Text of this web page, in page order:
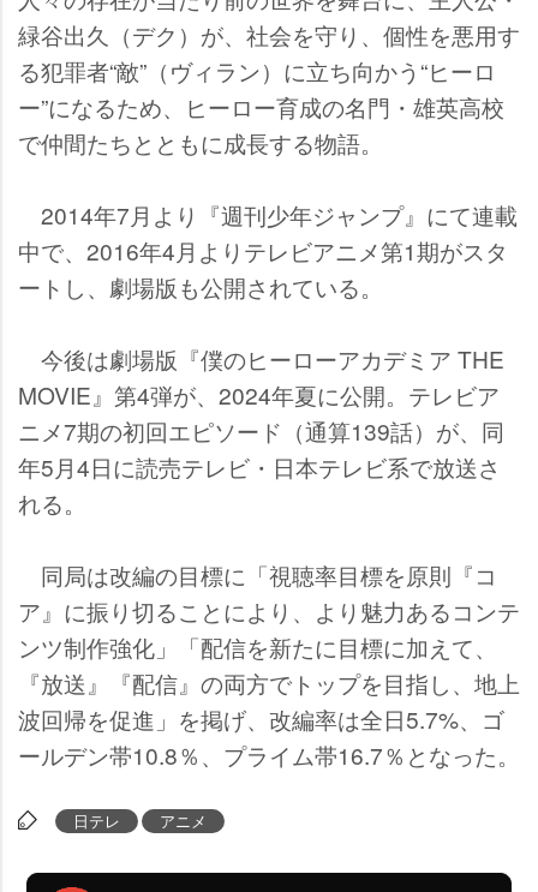
緑谷出久（デク）が、社会を守り、個性を悪用す
る犯罪者“敵”（ヴィラン）に立ち向かう“ヒーロ
ー”になるため、ヒーロー育成の名門・雄英高校
で仲間たちとともに成長する物語。
2014年7月より『週刊少年ジャンプ』にて連載
中で、2016年4月よりテレビアニメ第1期がスタ
ートし、劇場版も公開されている。
今後は劇場版『僕のヒーローアカデミア THE
MOVIE』第4弾が、2024年夏に公開。テレビア
ニメ7期の初回エピソード（通算139話）が、同
年5月4日に読売テレビ・日本テレビ系で放送さ
れる。
同局は改編の目標に「視聴率目標を原則『コ
ア』に振り切ることにより、より魅力あるコンテ
ンツ制作強化」「配信を新たに目標に加えて、
『放送』『配信』の両方でトップを目指し、地上
波回帰を促進」を掲げ、改編率は全日5.7%、ゴ
ールデン帯10.8％、プライム帯16.7％となった。
日テレ アニメ